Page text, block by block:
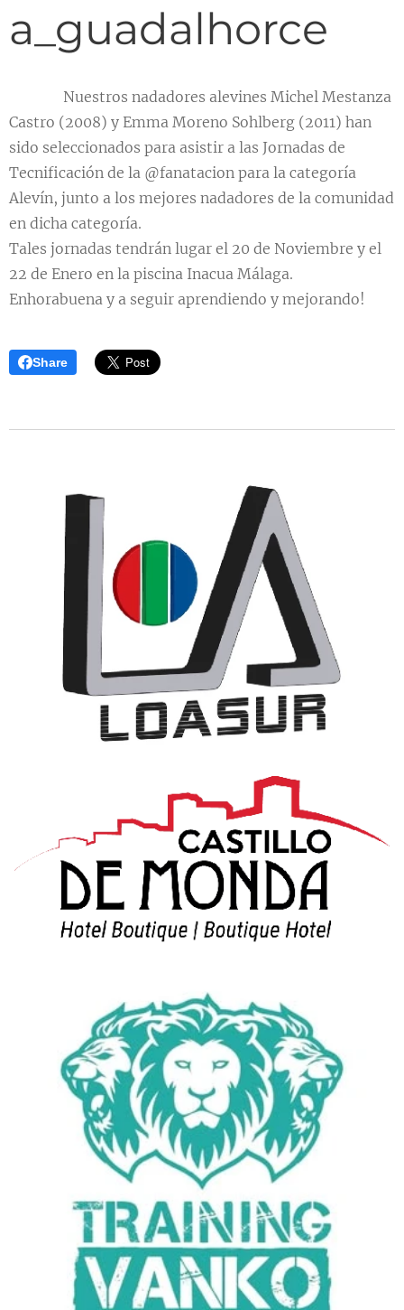
a_guadalhorce
🔴⚪🔵Nuestros nadadores alevines Michel Mestanza
Castro (2008) y Emma Moreno Sohlberg (2011) han
sido seleccionados para asistir a las Jornadas de
Tecnificación de la @fanatacion para la categoría
Alevín, junto a los mejores nadadores de la comunidad
en dicha categoría.
Tales jornadas tendrán lugar el 20 de Noviembre y el
22 de Enero en la piscina Inacua Málaga.
Enhorabuena y a seguir aprendiendo y mejorando! 💪
Share